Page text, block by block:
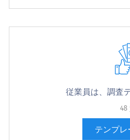
従業員は、調査
48
テンプレ